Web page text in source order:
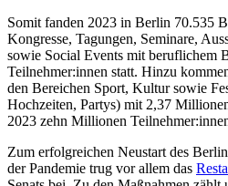
Somit fanden 2023 in Berlin 70.535
Kongresse, Tagungen, Seminare,
sowie Social Events mit beruflichem
Teilnehmer:innen statt. Hinzu
den Bereichen Sport, Kultur sowie
Hochzeiten, Partys) mit 2,37
2023 zehn Millionen
Zum erfolgreichen Neustart des
der Pandemie trug vor allem das